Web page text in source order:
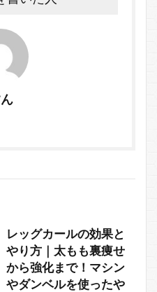
レッグカールの効果と
やり方｜太もも裏痩せ
から強化まで！マシン
やダンベルを使ったや